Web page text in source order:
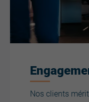
Nos clients